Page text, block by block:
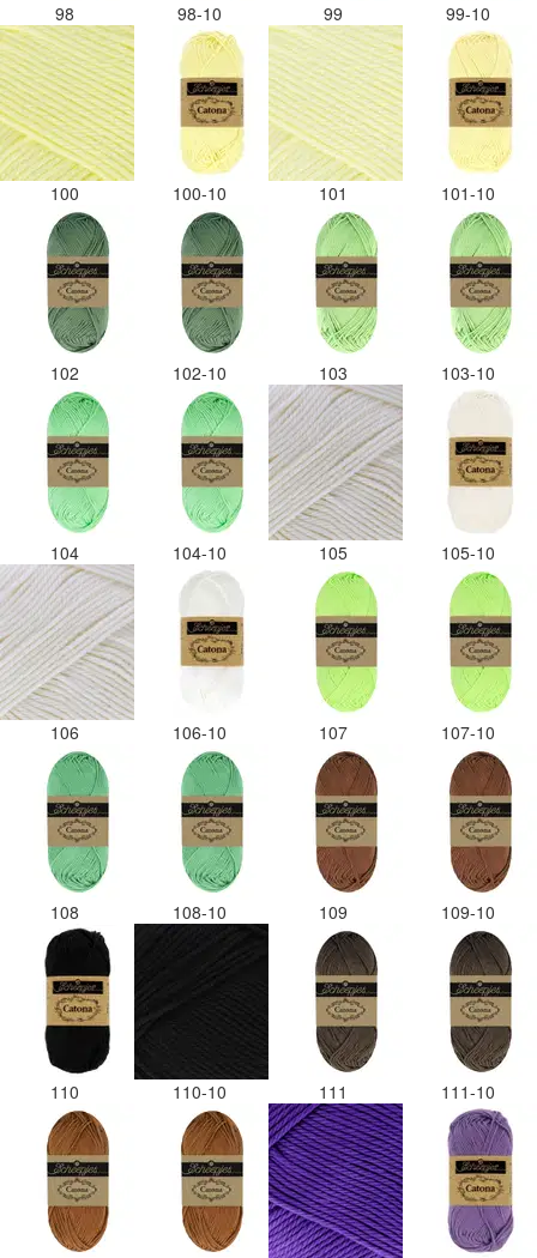
98 98-10 99 99-10
100 100-10 101 101-10
102 102-10 103 103-10
104 104-10 105 105-10
106 106-10 107 107-10
108 108-10 109 109-10
110 110-10 111 111-10